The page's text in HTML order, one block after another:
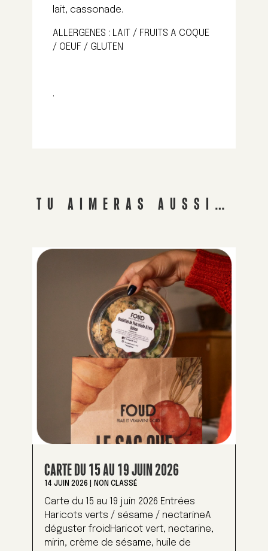
lait, cassonade.
ALLERGENES : LAIT / FRUITS A COQUE
/ OEUF / GLUTEN
.
TU AIMERAS AUSSI…
CARTE DU 15 AU 19 JUIN 2026
14 JUIN 2026 NON CLASSÉ
Carte du 15 au 19 juin 2026 Entrées
Haricots verts / sésame / nectarineA
déguster froidHaricot vert, nectarine,
mirin, crème de sésame, huile de